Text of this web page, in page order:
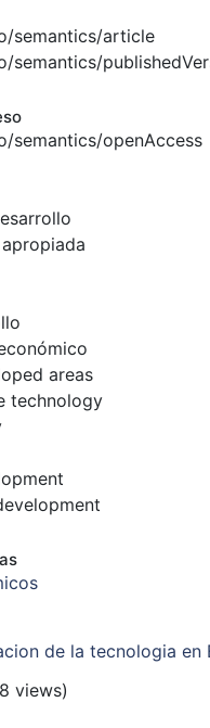
semantics/article
semantics/
semantics/openAccess
areas
technology
de la tecnologia
views)